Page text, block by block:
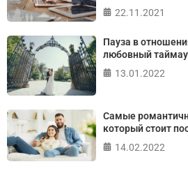
22.11.2021
Пауза в
любовный
13.01.2022
Самые
который стоит
14.02.2022